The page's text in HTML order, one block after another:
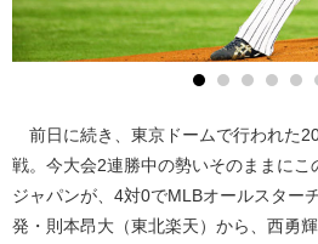
前日に続き、東京ドームで行われた
戦。今大会2連勝中の勢いそのままに
ジャパンが、4対0でMLBオールスター
発・則本昂大（東北楽天）から、西勇